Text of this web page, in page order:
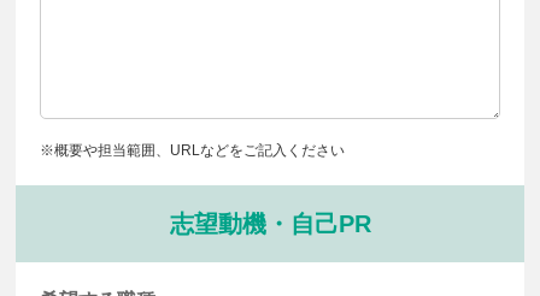
※概要や担当範囲、URLなどをご記入ください
志望動機・自己PR